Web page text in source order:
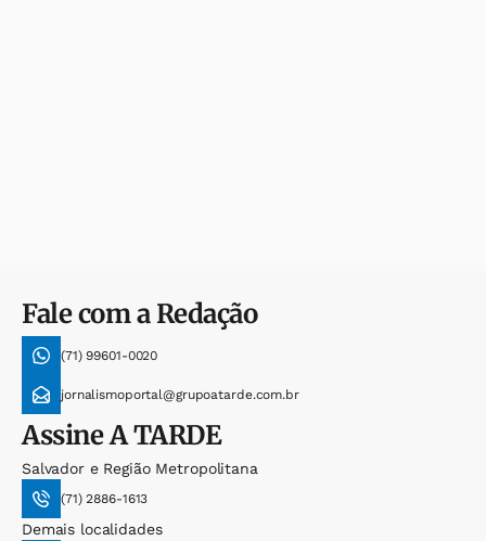
Fale com a Redação
(71) 99601-0020
jornalismoportal@grupoatarde.com.br
AssineA TARDE
Salvador e Região Metropolitana
(71) 2886-1613
Demais localidades